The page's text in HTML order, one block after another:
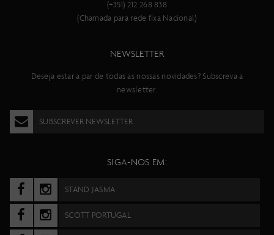
(+351) 212 268 838
(Chamada para rede fixa Nacional)
NEWSLETTER
Deseja estar a par de todas as nossas novidades? Subscreva a
newsletter.
SUBSCREVER NEWSLETTER
SIGA-NOS EM:
STAND JASMA
SCOTT PORTUGAL